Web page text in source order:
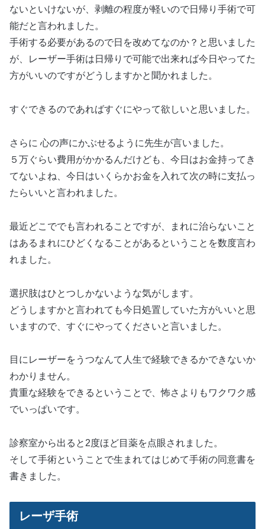
ないといけないが、剥離の程度が軽いので日帰り手術で可
能だと言われました。
手術する必要があるので日を改めてなのか？と思いました
が、レーザー手術は日帰りで可能で出来れば今日やってた
方がいいのですがどうしますかと聞かれました。
すぐできるのであればすぐにやって欲しいと思いました。
さらに 心の声にかぶせるように先生が言いました。
５万ぐらい費用がかかるんだけども、今日はお金持ってき
てないよね、今日はいくらかお金を入れて次の時に支払っ
たらいいと言われました。
最近どこででも言われることですが、まれに治らないこと
はあるまれにひどくなることがあるということを数度言わ
れました。
選択肢はひとつしかないような気がします。
どうしますかと言われても今日処置していた方がいいと思
いますので、すぐにやってくださいと言いました。
目にレーザーをうつなんて人生で経験できるかできないか
わかりません。
貴重な経験をできるということで、怖さよりもワクワク感
でいっぱいです。
診察室から出ると2度ほど目薬を点眼されました。
そして手術ということで生まれてはじめて手術の同意書を
書きました。
レーザ手術